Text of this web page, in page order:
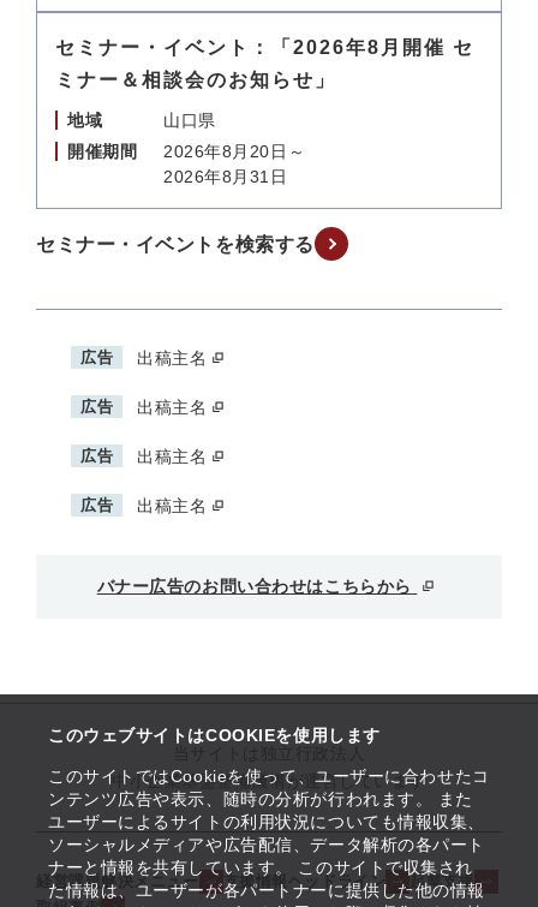
このウェブサイトはCOOKIEを使用します
このサイトではCookieを使って、ユーザーに合わせたコ
ンテンツ広告や表示、随時の分析が行われます。 また
ユーザーによるサイトの利用状況についても情報収集、
ソーシャルメディアや広告配信、データ解析の各パート
ナーと情報を共有しています。 このサイトで収集され
た情報は、ユーザーが各パートナーに提供した他の情報
セミナー・イベント：「2026年8月開催 セ
ミナー＆相談会のお知らせ」
地域
山口県
開催期間
2026年8月20日～
2026年8月31日
セミナー・イベントを検索する
広告 出稿主名
広告 出稿主名
広告 出稿主名
広告 出稿主名
バナー広告のお問い合わせはこちらから
中小企業基盤整備機構が運営しています
経営課題解決メニュー 支援情報ヘッドライン
起業支援